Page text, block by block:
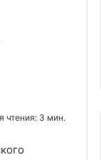
чтения: 3 мин.
из-за
лидерства